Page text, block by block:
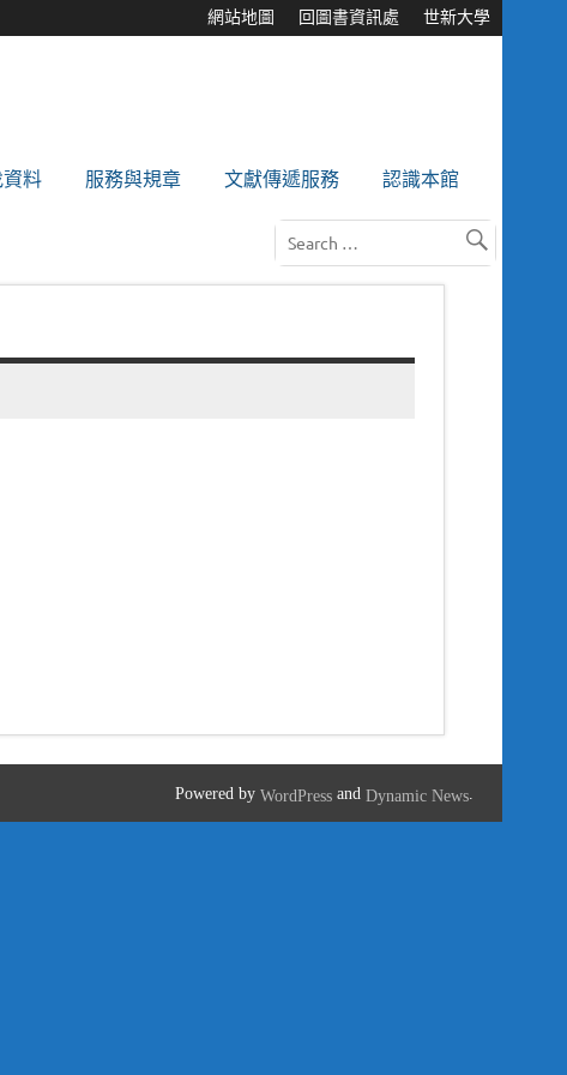
網站地圖 回圖書資訊處 世新大學
資料 服務與規章 文獻傳遞服務 認識本館
Powered byWordPress andDynamic News